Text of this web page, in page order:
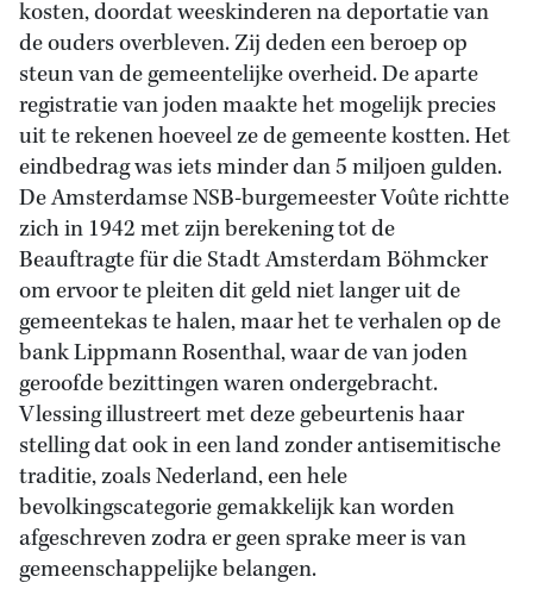
kosten, doordat weeskinderen na deportatie van
de ouders overbleven. Zij deden een beroep op
steun van de gemeentelijke overheid. De aparte
registratie van joden maakte het mogelijk precies
uit te rekenen hoeveel ze de gemeente kostten. Het
eindbedrag was iets minder dan 5 miljoen gulden.
De Amsterdamse NSB-burgemeester Voûte richtte
zich in 1942 met zijn berekening tot de
Beauftragte für die Stadt Amsterdam Böhmcker
om ervoor te pleiten dit geld niet langer uit de
gemeentekas te halen, maar het te verhalen op de
bank Lippmann Rosenthal, waar de van joden
geroofde bezittingen waren ondergebracht.
Vlessing illustreert met deze gebeurtenis haar
stelling dat ook in een land zonder antisemitische
traditie, zoals Nederland, een hele
bevolkingscategorie gemakkelijk kan worden
afgeschreven zodra er geen sprake meer is van
gemeenschappelijke belangen.